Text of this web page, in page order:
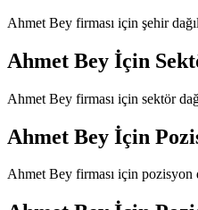
Ahmet Bey firması için şehir
Ahmet Bey İçin
Ahmet Bey firması için sektör
Ahmet Bey İçin
Ahmet Bey firması için pozisyon